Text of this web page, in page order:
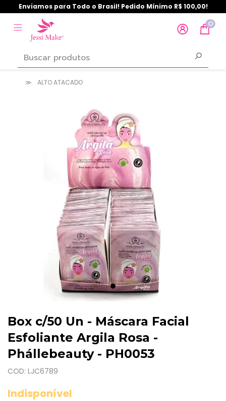
Enviamos para Todo o Brasil! Pedido Mínimo R$ 100,00!
0
ALTO ATACADO
Box c/50 Un - Máscara Facial
Esfoliante Argila Rosa -
Phállebeauty - PH0053
COD: LJC6789
Indisponível